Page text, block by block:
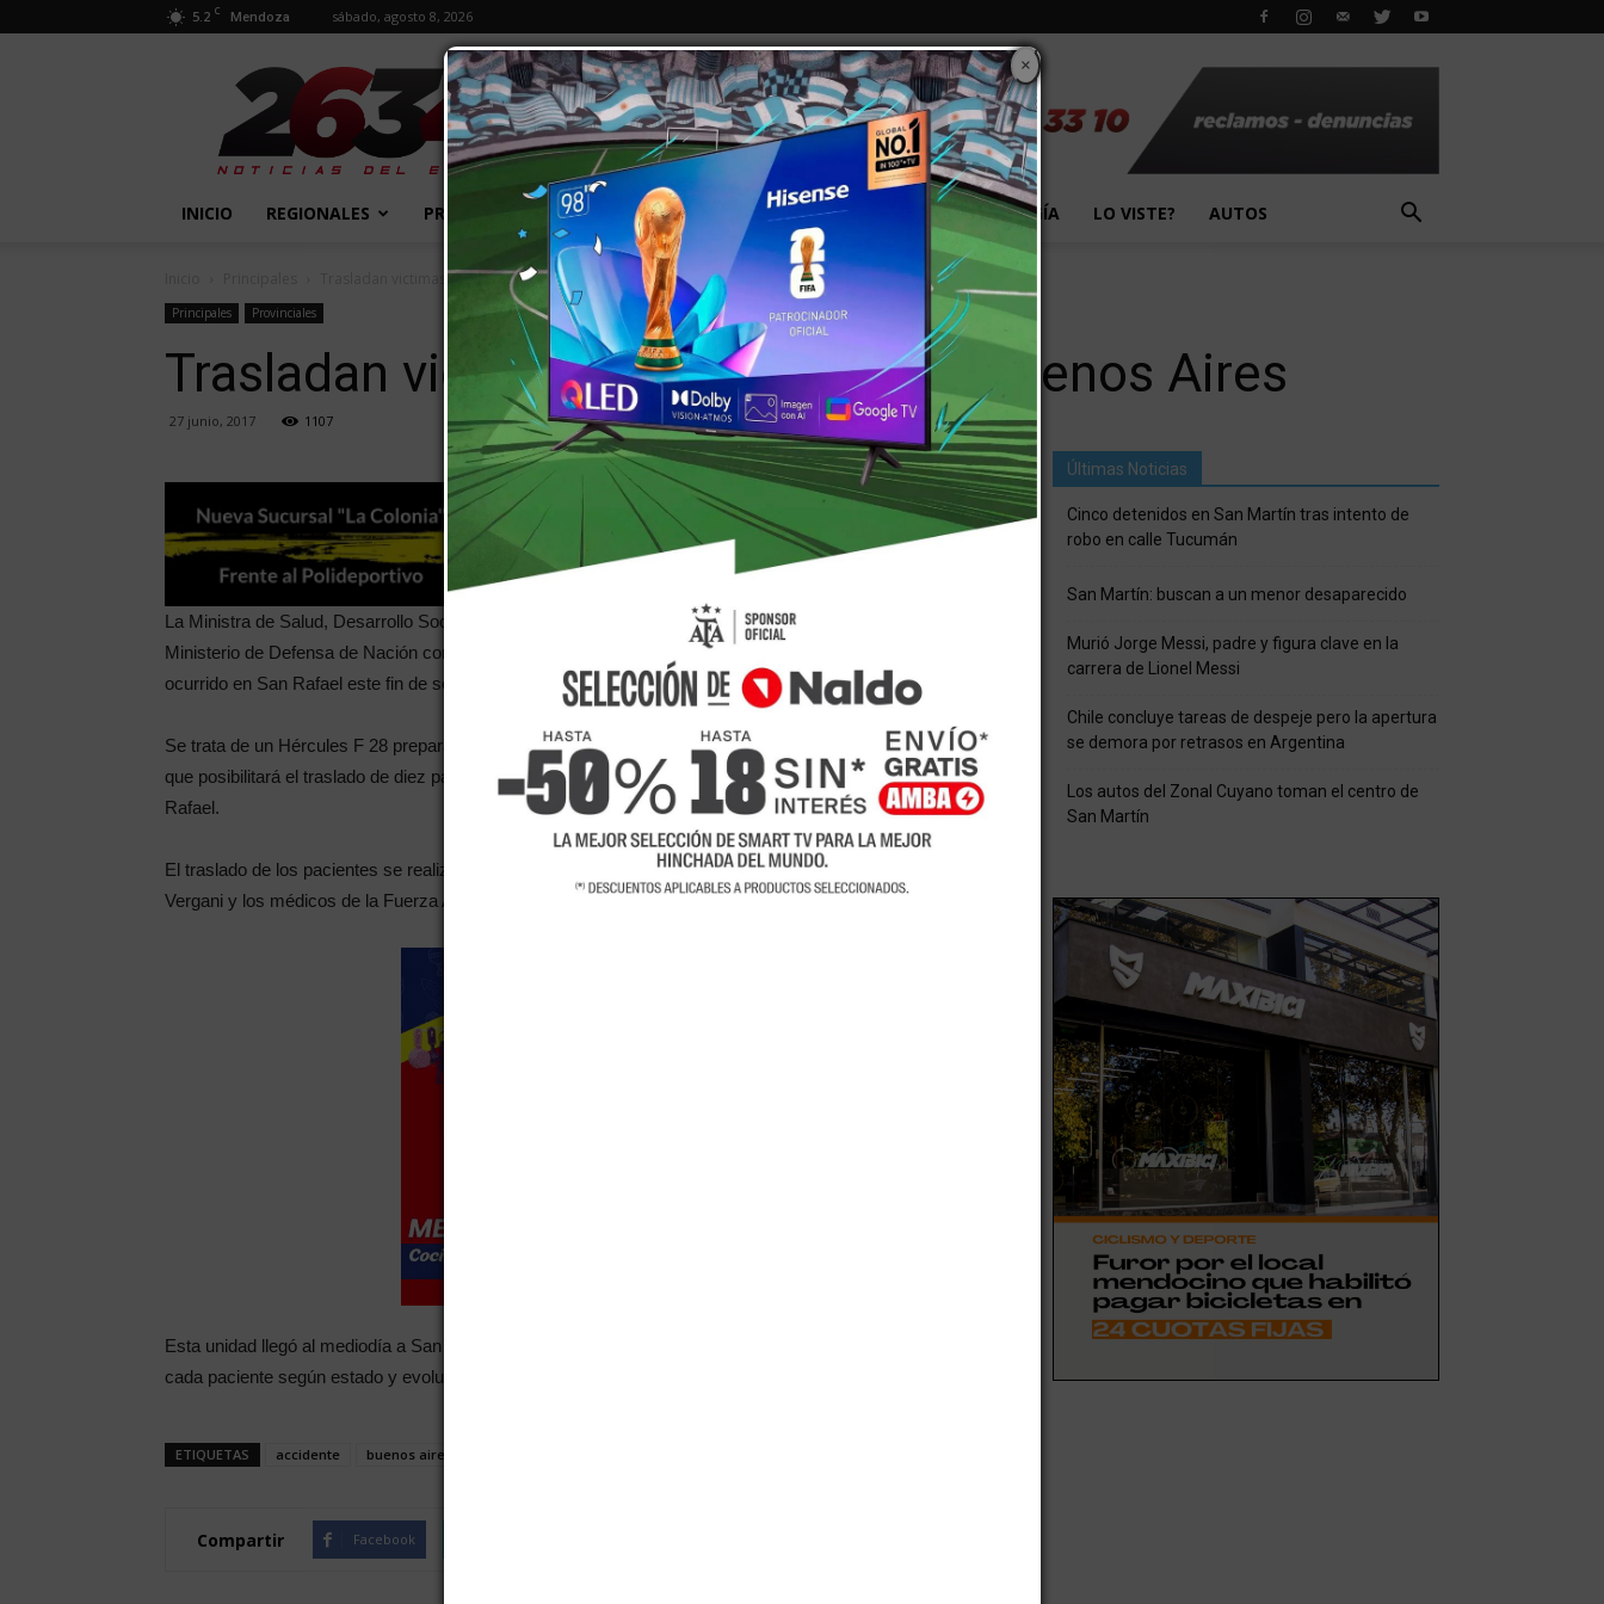
5.2 C Mendoza sábado, agosto 8, 2026
2634
Diario
INICIO REGIONALES PROVINCIALES EXTRA! MUNDO PAÍS EVENTOS TECNOLOGÍA LO VISTE? AUTOS
Trasladan victimas del accidente a Buenos Aires
Principales Provinciales
Trasladan victimas del accidente a Buenos Aires
27 junio, 2017 1107
La Ministra de Salud, Desarrollo Social y Deportes, Claudia Najul, mediante su intervención ante el
Ministerio de Defensa de Nación consiguió un avión para trasladar a las victimas y heridos del accidente
ocurrido en San Rafael este fin de semana.
Se trata de un Hércules F 28 preparado para trasladar a los heridos, el mismo cuenta con diez camillas,
que posibilitará el traslado de diez pacientes que se encuentran internados en el hospital regional de San
Rafael.
El traslado de los pacientes se realizará bajo la coordinación del director del hospital Schestakow, Luis
Vergani y los médicos de la Fuerza Aérea.
Esta unidad llegó al mediodía a San Rafaél, y mediante una evaluación conjunta se decidirá el destino de
cada paciente según estado y evolución.
×
ETIQUETAS accidente buenos aires
Compartir Facebook
Últimas Noticias
Cinco detenidos en San Martín tras intento de
robo en calle Tucumán
San Martín: buscan a un menor desaparecido
Murió Jorge Messi, padre y figura clave en la
carrera de Lionel Messi
Chile concluye tareas de despeje pero la apertura
se demora por retrasos en Argentina
Los autos del Zonal Cuyano toman el centro de
San Martín